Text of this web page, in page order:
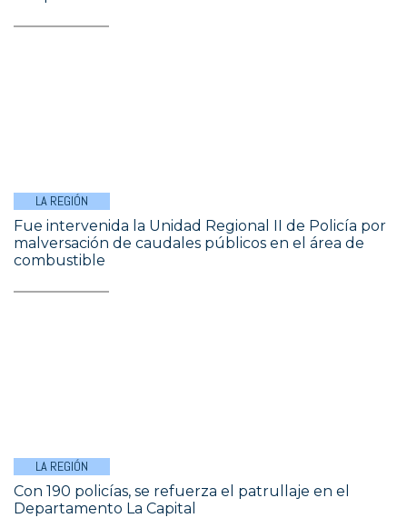
LA REGIÓN
Fue intervenida la Unidad Regional II de Policía por
malversación de caudales públicos en el área de
combustible
LA REGIÓN
Con 190 policías, se refuerza el patrullaje en el
Departamento La Capital